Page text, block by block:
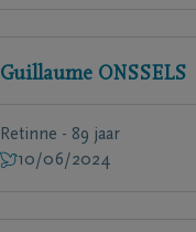
Guillaume ONSSELS
Retinne - 89 jaar
10/06/2024